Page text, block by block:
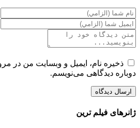
ذخیره نام، ایمیل و وبسایت من در
دوباره دیدگاهی می‌نویسم.
ژانرهای فیلم ترین